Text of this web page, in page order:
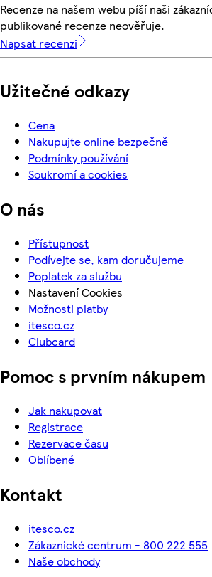
Recenze na našem webu píší naši
publikované recenze neověřuje.
Napsat recenzi
Užitečné odkazy
Cena
Nakupujte online bezpečně
Podmínky používání
Soukromí a cookies
O nás
Přístupnost
Podívejte se, kam doručujeme
Poplatek za službu
Nastavení Cookies
Možnosti platby
itesco.cz
Clubcard
Pomoc s prvním nákupem
Jak nakupovat
Registrace
Rezervace času
Oblíbené
Kontakt
itesco.cz
Zákaznické centrum - 800 222 555
Naše obchody